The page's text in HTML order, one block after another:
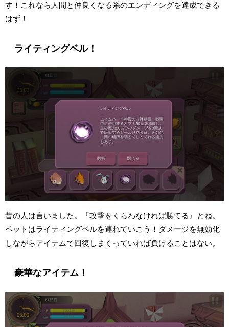
す！これなら人間と仲良くなる系のエンディングを達成できる
はず！
ライティングベル！
昔の人は言いました。『攻撃をくらわなければ勝てる』とね。
ペットはライティングベルを連れていこう！ダメージを無効化
しながらアイテムで回復しまくっていれば負けることはない。
豪華なアイテム！